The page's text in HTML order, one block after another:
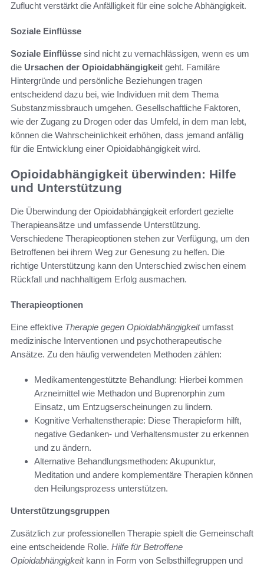
Zuflucht verstärkt die Anfälligkeit für eine solche Abhängigkeit.
Soziale Einflüsse
Soziale Einflüsse sind nicht zu vernachlässigen, wenn es um
die Ursachen der Opioidabhängigkeit geht. Familäre
Hintergründe und persönliche Beziehungen tragen
entscheidend dazu bei, wie Individuen mit dem Thema
Substanzmissbrauch umgehen. Gesellschaftliche Faktoren,
wie der Zugang zu Drogen oder das Umfeld, in dem man lebt,
können die Wahrscheinlichkeit erhöhen, dass jemand anfällig
für die Entwicklung einer Opioidabhängigkeit wird.
Opioidabhängigkeit überwinden: Hilfe
und Unterstützung
Die Überwindung der Opioidabhängigkeit erfordert gezielte
Therapieansätze und umfassende Unterstützung.
Verschiedene Therapieoptionen stehen zur Verfügung, um den
Betroffenen bei ihrem Weg zur Genesung zu helfen. Die
richtige Unterstützung kann den Unterschied zwischen einem
Rückfall und nachhaltigem Erfolg ausmachen.
Therapieoptionen
Eine effektive Therapie gegen Opioidabhängigkeitumfasst
medizinische Interventionen und psychotherapeutische
Ansätze. Zu den häufig verwendeten Methoden zählen:
Medikamentengestützte Behandlung: Hierbei kommen
Arzneimittel wie Methadon und Buprenorphin zum
Einsatz, um Entzugserscheinungen zu lindern.
Kognitive Verhaltenstherapie: Diese Therapieform hilft,
negative Gedanken- und Verhaltensmuster zu erkennen
und zu ändern.
Alternative Behandlungsmethoden: Akupunktur,
Meditation und andere komplementäre Therapien können
den Heilungsprozess unterstützen.
Unterstützungsgruppen
Zusätzlich zur professionellen Therapie spielt die Gemeinschaft
eine entscheidende Rolle. Hilfe für Betroffene
Opioidabhängigkeitkann in Form von Selbsthilfegruppen und